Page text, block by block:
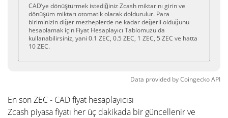
CAD’ye dönüştürmek istediğiniz Zcash miktarını girin ve
dönüşüm miktarı otomatik olarak doldurulur. Para
biriminizin diğer mezheplerde ne kadar değerli olduğunu
hesaplamak için Fiyat Hesaplayıcı Tablomuzu da
kullanabilirsiniz, yani 0.1 ZEC, 0.5 ZEC, 1 ZEC, 5 ZEC ve hatta
10 ZEC.
Data provided byCoingeckoAPI
En son ZEC - CAD fiyat hesaplayıcısı
Zcash piyasa fiyatı her üç dakikada bir güncellenir ve